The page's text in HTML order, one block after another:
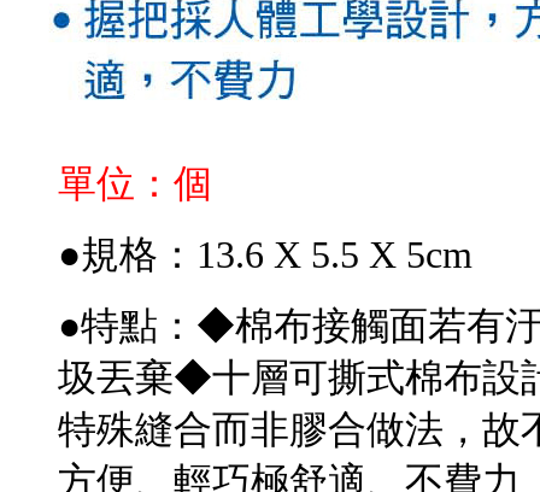
單位：個
●規格：13.6 X 5.5 X 5cm
●特點：◆棉布接觸面若有
圾丟棄◆十層可撕式棉布設
特殊縫合而非膠合做法，故
方便、輕巧極舒適、不費力